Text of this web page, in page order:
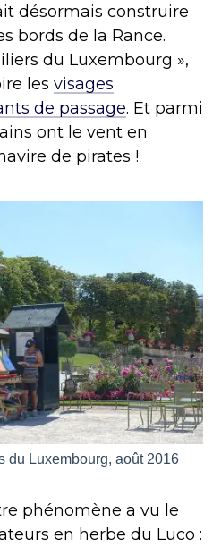
désormais construire
bords de la Rance.
du Luxembourg »,
les visages
de passage. Et parmi
ont le vent en
de pirates !
du Luxembourg, août 2016
phénomène a vu le
en herbe du Luco :